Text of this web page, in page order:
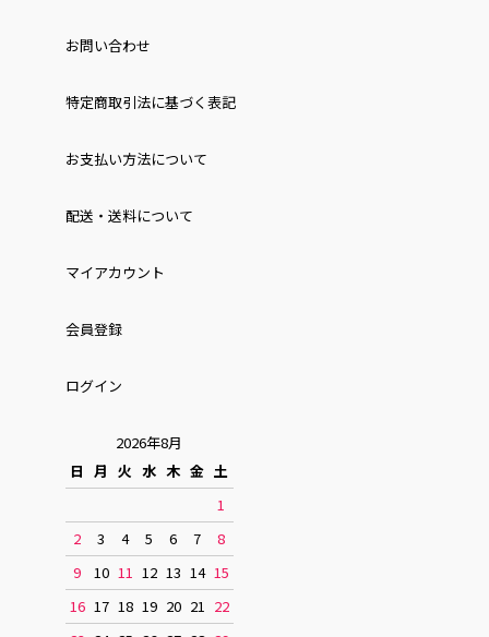
お問い合わせ
特定商取引法に基づく表記
お⽀払い⽅法について
配送・送料について
マイアカウント
会員登録
ログイン
2026年8月
日 月 火 水 木 金 土
1
2
3 4 5 6 7
8
9
10 11 12 13 14 15
16 17 18 19 20 21 22